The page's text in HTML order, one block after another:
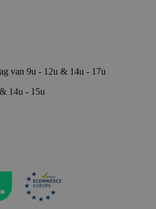
van 9u - 12u & 14u - 17u
14u - 15u